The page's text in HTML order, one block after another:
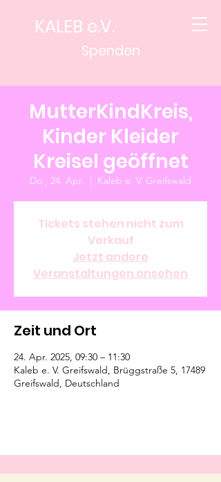
KALEB e.V.
Spenden
MutterKindKreis,
Kinder Kleider
Kreisel geöffnet
Do., 24. Apr.
  |
Kaleb e. V. Greifswald
Tickets stehen nicht zum
Verkauf
Jetzt andere
Veranstaltungen ansehen
Zeit und Ort
24. Apr. 2025, 09:30 – 11:30
Kaleb e. V. Greifswald, Brüggstraße 5, 17489
Greifswald, Deutschland